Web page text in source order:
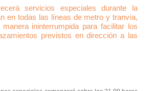
servicios especiales durante la
en todas las líneas de metro y tranvía,
ininterrumpida para facilitar los
previstos en dirección a las